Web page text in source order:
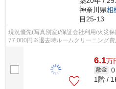
神奈川県相
目25-13
現況優先(写真別室)/保証会社利用/火災
77,000円※退去時ルームクリーニング
6.1万
敷金 0
1階 /